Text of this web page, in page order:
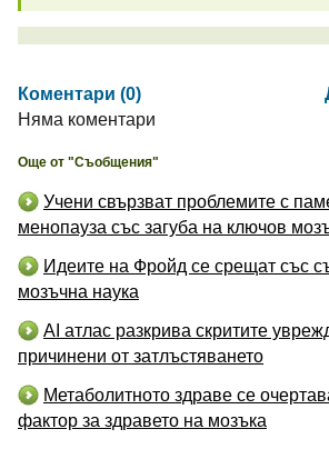
Коментари (0)
Няма коментари
Още от "Съобщения"
Учени свързват проблемите с
менопауза със загуба на ключов
Идеите на Фройд се срещат със
мозъчна наука
AI атлас разкрива скритите
причинени от затлъстяването
Метаболитното здраве се
фактор за здравето на мозъка